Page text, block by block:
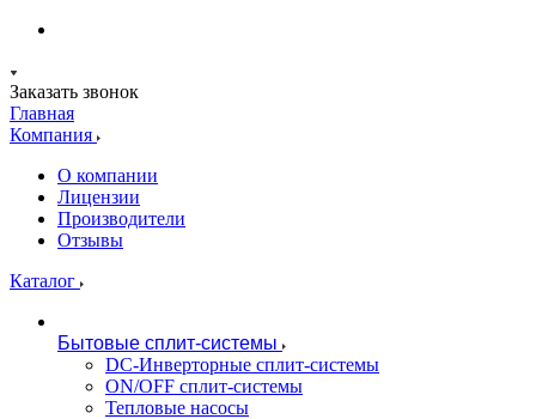
Заказать звонок
Главная
Компания
О компании
Лицензии
Производители
Отзывы
Каталог
Бытовые сплит-системы
DC-Инверторные сплит-системы
ON/OFF сплит-системы
Тепловые насосы